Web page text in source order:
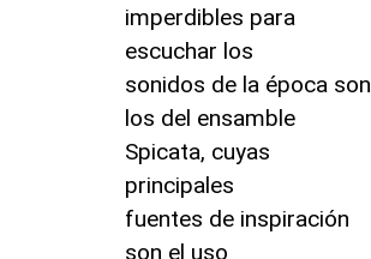
imperdibles para
escuchar los
sonidos de la época son
los del ensamble
Spicata, cuyas
principales
fuentes de inspiración
son el uso